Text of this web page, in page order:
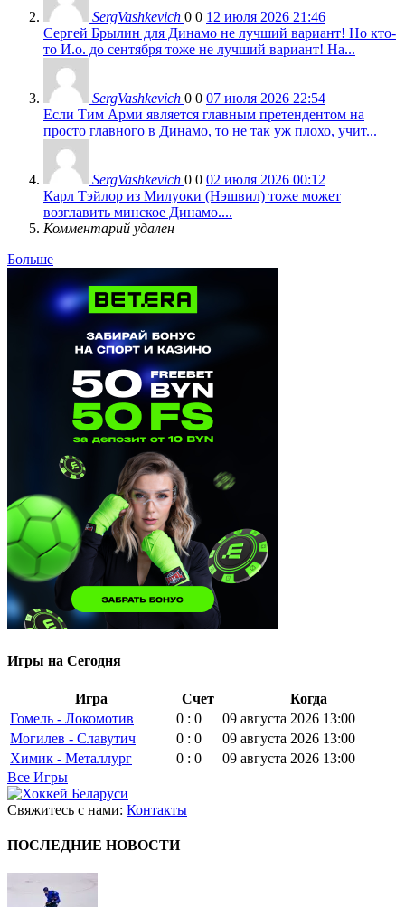
SergVashkevich 0 0 12 июля 2026 21:46
Сергей Брылин для Динамо не лучший вариант! Но кто-
то И.о. до сентября тоже не лучший вариант! На...
SergVashkevich 0 0 07 июля 2026 22:54
Если Тим Арми является главным претендентом на
просто главного в Динамо, то не так уж плохо, учит...
SergVashkevich 0 0 02 июля 2026 00:12
Карл Тэйлор из Милуоки (Нэшвил) тоже может
возглавить минское Динамо....
Комментарий удален
Больше
Игры на Сегодня
Игра Счет
Когда
Гомель - Локомотив
0 : 0
09 августа 2026 13:00
Могилев - Славутич
0 : 0
09 августа 2026 13:00
Химик - Металлург
0 : 0
09 августа 2026 13:00
Все Игры
Свяжитесь с нами: Контакты
ПОСЛЕДНИЕ НОВОСТИ